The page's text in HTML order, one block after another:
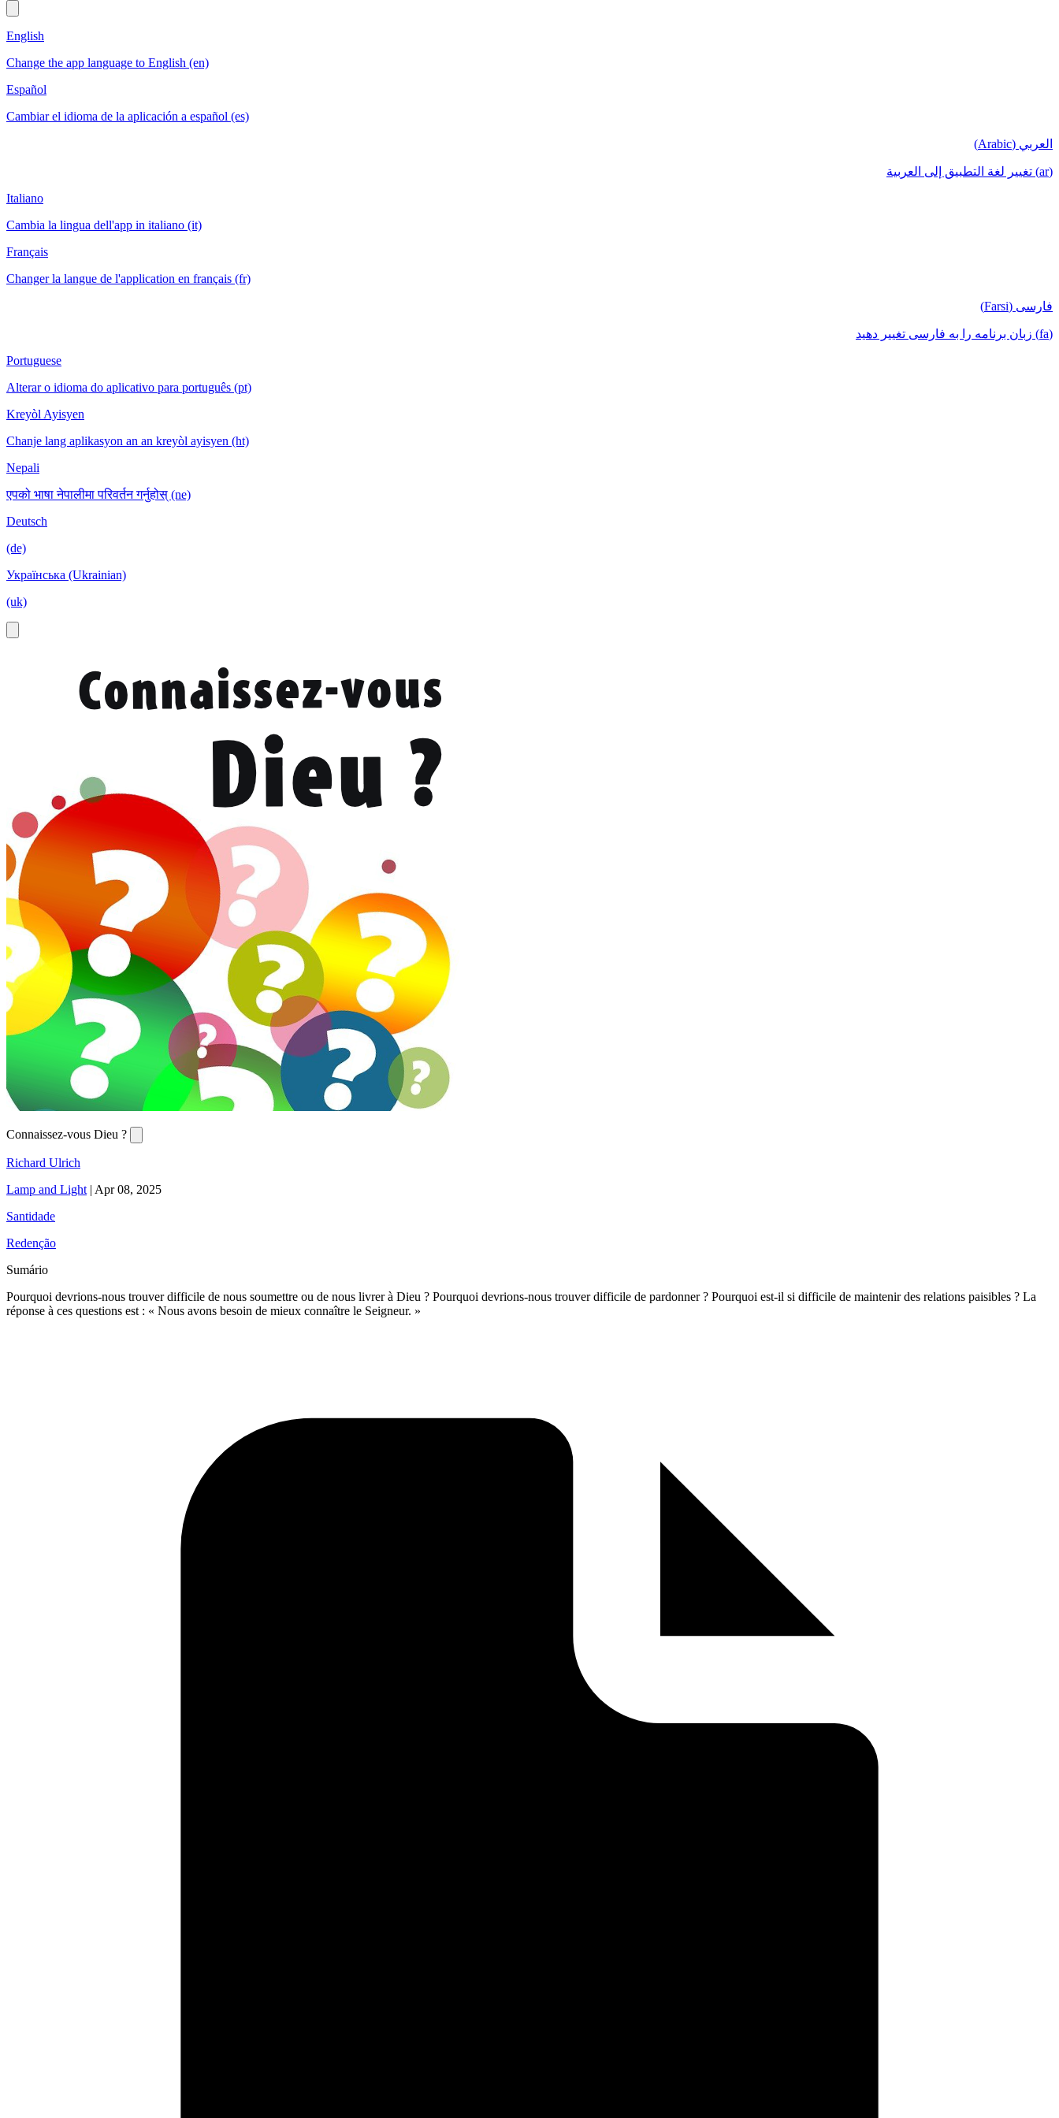
English
Change the app language to English (en)
Español
Cambiar el idioma de la aplicación a español (es)
العربي (Arabic)
(ar) تغيير لغة التطبيق إلى العربية
Italiano
Cambia la lingua dell'app in italiano (it)
Français
Changer la langue de l'application en français (fr)
فارسی (Farsi)
(fa) زبان برنامه را به فارسی تغییر دهید
Portuguese
Alterar o idioma do aplicativo para português (pt)
Kreyòl Ayisyen
Chanje lang aplikasyon an an kreyòl ayisyen (ht)
Nepali
एपको भाषा नेपालीमा परिवर्तन गर्नुहोस् (ne)
Deutsch
(de)
Українська (Ukrainian)
(uk)
Connaissez-vous Dieu ?
Richard Ulrich
Lamp and Light | Apr 08, 2025
Santidade
Redenção
Sumário
Pourquoi devrions-nous trouver difficile de nous soumettre ou de nous livrer à Dieu ? Pourquoi devrions-nous trouver difficile de pardonner ? Pourquoi est-il si difficile de maintenir des relations paisibles ? La
réponse à ces questions est : « Nous avons besoin de mieux connaître le Seigneur. »